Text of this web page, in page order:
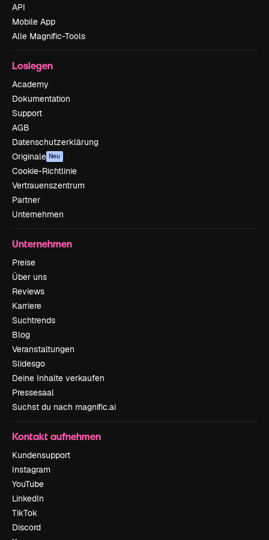
API
Mobile App
Alle Magnific-Tools
Loslegen
Academy
Dokumentation
Support
AGB
Datenschutzerklärung
Originale Neu
Cookie-Richtlinie
Vertrauenszentrum
Partner
Unternehmen
Unternehmen
Preise
Über uns
Reviews
Karriere
Suchtrends
Blog
Veranstaltungen
Slidesgo
Deine Inhalte verkaufen
Pressesaal
Suchst du nach magnific.ai
Kontakt aufnehmen
Kundensupport
Instagram
YouTube
LinkedIn
TikTok
Discord